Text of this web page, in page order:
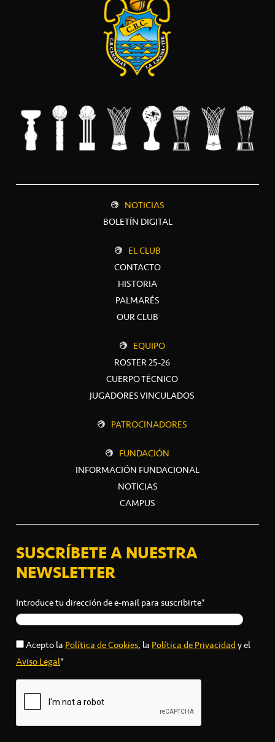
NOTICIAS
BOLETÍN DIGITAL
EL CLUB
CONTACTO
HISTORIA
PALMARÉS
OUR CLUB
EQUIPO
ROSTER 25-26
CUERPO TÉCNICO
JUGADORES VINCULADOS
PATROCINADORES
FUNDACIÓN
INFORMACIÓN FUNDACIONAL
NOTICIAS
CAMPUS
SUSCRÍBETE A NUESTRA
NEWSLETTER
Introduce tu dirección de e-mail para suscribirte*
Acepto laPolítica de Cookies, laPolítica de Privacidady el
Aviso Legal*